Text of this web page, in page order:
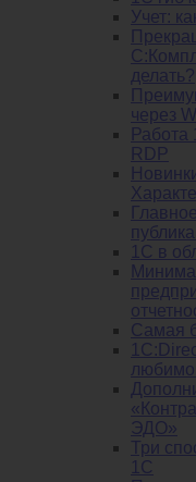
Учет:
делать?
через
Работа
RDP
1С в
Самая
ЭДО»
Три
1С